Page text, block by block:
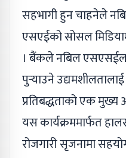
सहभागी हुन चाहनेले
एसएईको सोसल
। बैंकले नबिल
पुर्‍याउने
प्रतिबद्धताको एक
यस कार्यक्रममार्फत
रोजगारी सृजनामा